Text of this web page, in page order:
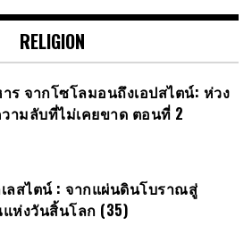
RELIGION
าร จากโซโลมอนถึงเอปสไตน์: ห่วง
ามลับที่ไม่เคยขาด ตอนที่ 2
ลสไตน์​ : จากแผ่นดินโบราณสู่
งวันสิ้นโลก​ (35)